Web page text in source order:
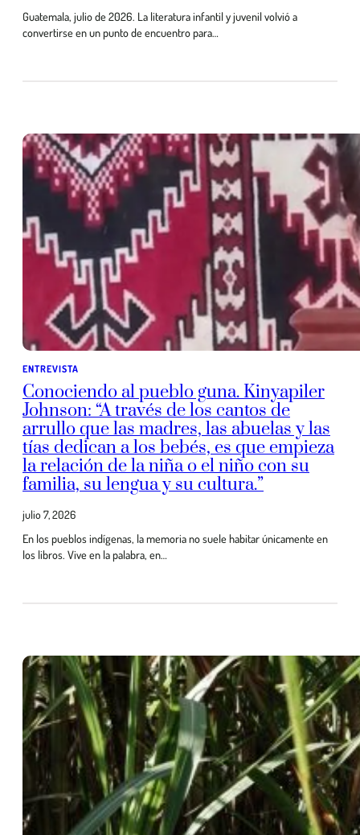
Guatemala, julio de 2026. La literatura infantil y juvenil volvió a
convertirse en un punto de encuentro para…
ENTREVISTA
Conociendo al pueblo guna. Kinyapiler
Johnson: “A través de los cantos de
arrullo que las madres, las abuelas y las
tías dedican a los bebés, es que empieza
la relación de la niña o el niño con su
familia, su lengua y su cultura.”
julio 7, 2026
En los pueblos indígenas, la memoria no suele habitar únicamente en
los libros. Vive en la palabra, en…